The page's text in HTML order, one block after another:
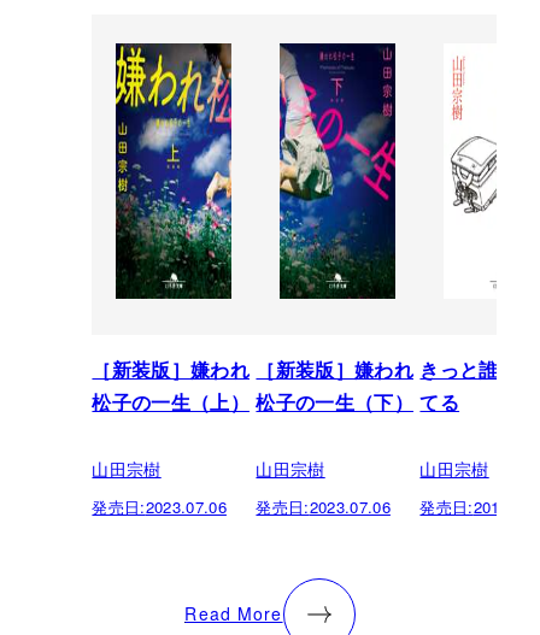
［新装版］嫌われ
松子の一生（上）
山田宗樹
発売日:2023.07.06
［新装版］嫌われ
松子の一生（下）
山田宗樹
発売日:2023.07.06
きっと誰か
てる
山田宗樹
発売日:
Read More